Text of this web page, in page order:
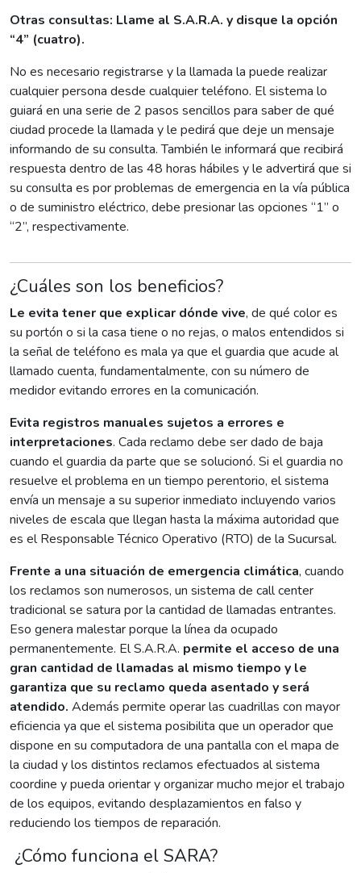
Otras consultas: Llame al S.A.R.A. y disque la opción
“4” (cuatro).
No es necesario registrarse y la llamada la puede realizar
cualquier persona desde cualquier teléfono. El sistema lo
guiará en una serie de 2 pasos sencillos para saber de qué
ciudad procede la llamada y le pedirá que deje un mensaje
informando de su consulta. También le informará que recibirá
respuesta dentro de las 48 horas hábiles y le advertirá que si
su consulta es por problemas de emergencia en la vía pública
o de suministro eléctrico, debe presionar las opciones “1” o
“2”, respectivamente.
¿Cuáles son los beneficios?
Le evita tener que explicar dónde vive, de qué color es
su portón o si la casa tiene o no rejas, o malos entendidos si
la señal de teléfono es mala ya que el guardia que acude al
llamado cuenta, fundamentalmente, con su número de
medidor evitando errores en la comunicación.
Evita registros manuales sujetos a errores e
interpretaciones. Cada reclamo debe ser dado de baja
cuando el guardia da parte que se solucionó. Si el guardia no
resuelve el problema en un tiempo perentorio, el sistema
envía un mensaje a su superior inmediato incluyendo varios
niveles de escala que llegan hasta la máxima autoridad que
es el Responsable Técnico Operativo (RTO) de la Sucursal.
Frente a una situación de emergencia climática, cuando
los reclamos son numerosos, un sistema de call center
tradicional se satura por la cantidad de llamadas entrantes.
Eso genera malestar porque la línea da ocupado
permanentemente. El S.A.R.A. permite el acceso de una
gran cantidad de llamadas al mismo tiempo y le
garantiza que su reclamo queda asentado y será
atendido. Además permite operar las cuadrillas con mayor
eficiencia ya que el sistema posibilita que un operador que
dispone en su computadora de una pantalla con el mapa de
la ciudad y los distintos reclamos efectuados al sistema
coordine y pueda orientar y organizar mucho mejor el trabajo
de los equipos, evitando desplazamientos en falso y
reduciendo los tiempos de reparación.
¿Cómo funciona el SARA?